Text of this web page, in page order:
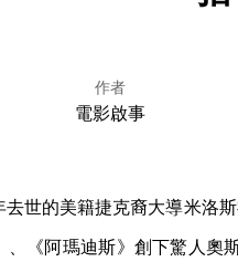
作者
電影啟事
世的美籍捷克裔大導米洛
、《阿瑪迪斯》創下驚人奧